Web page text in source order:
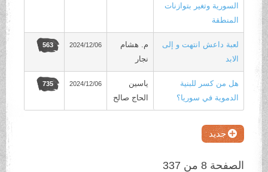
السورية وتغير بتوازنات
المنطقة
لعبة داعش انتهت و إلى
الابد
م. هشام
نجار
2024/12/06
563
هل من كسر للبنية
الدموية في سوريا؟
ياسين
الحاج صالح
2024/12/06
735
جديد
الصفحة 8 من 337